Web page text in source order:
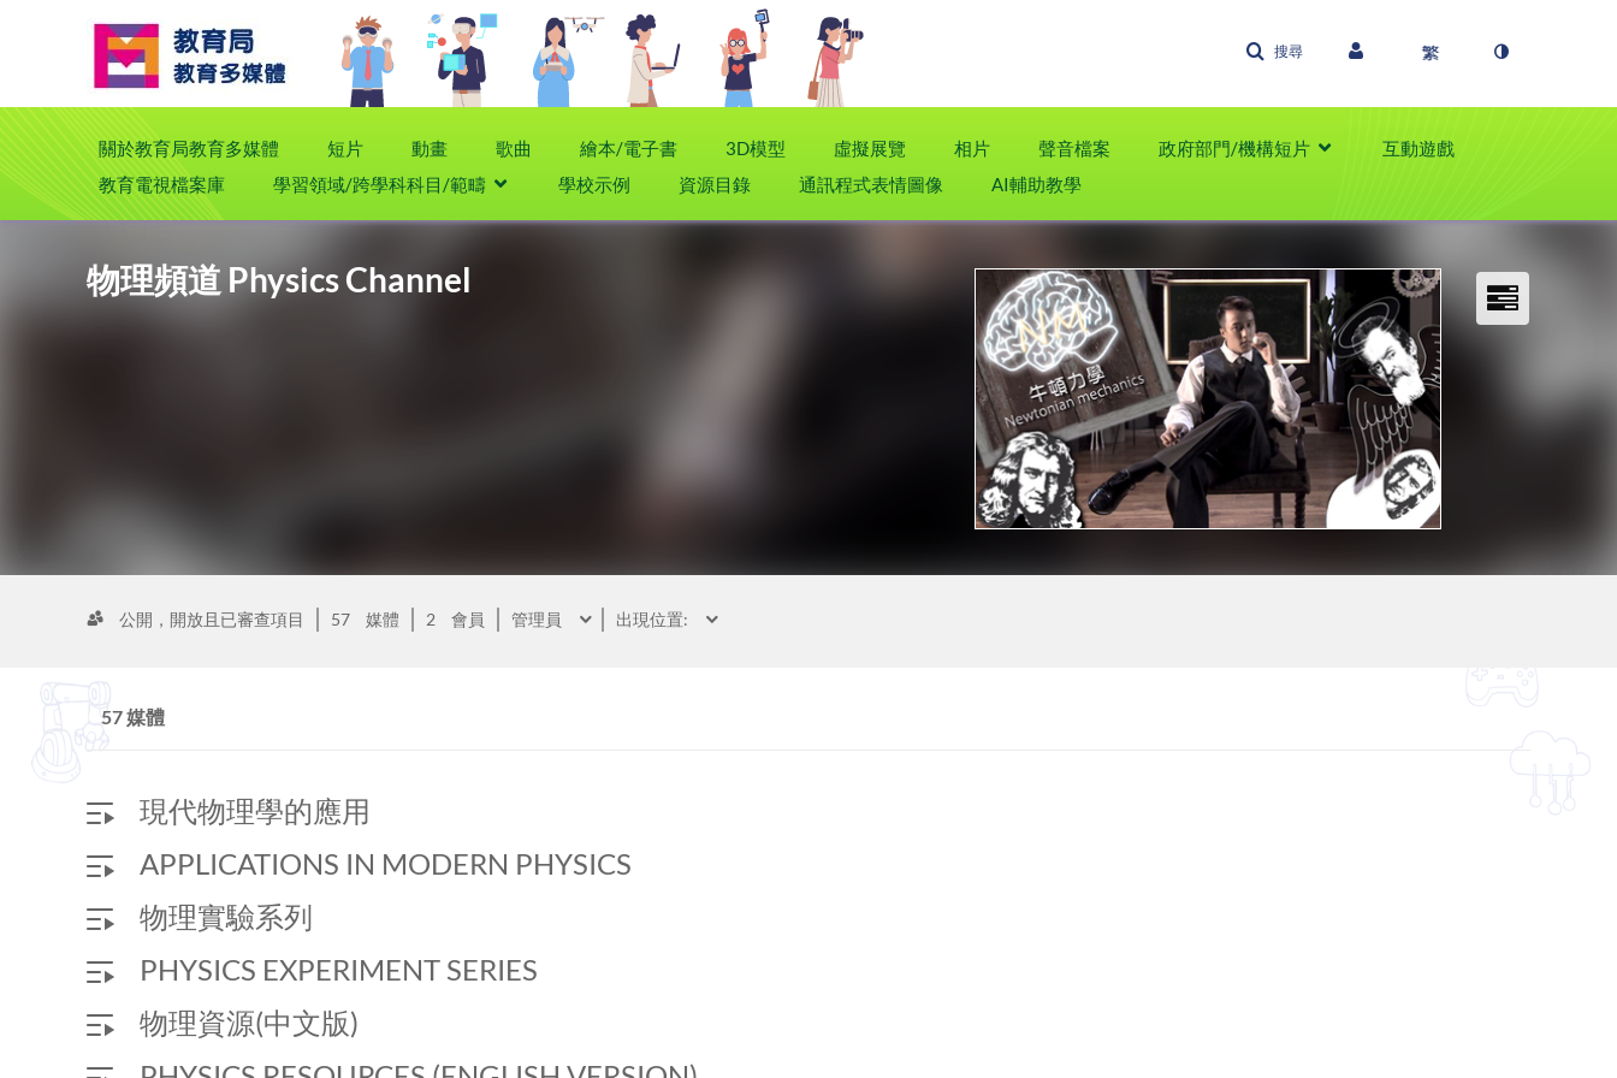
搜尋
關於教育局教育多媒體 短片 動畫 歌曲 繪本/電子書 3D模型 虛擬展覽 相片 聲音檔案 政府部門/機構短片
互動遊戲
教育電視檔案庫
學習領域/跨學科科目/範疇 學校示例 資源目錄 通訊程式表情圖像 AI輔助教學
物理頻道 Physics Channel
公開，開放且已審查項目 57 媒體 2 會員 管理員 出現位置:
57 媒體
現代物理學的應用
APPLICATIONS IN MODERN PHYSICS
物理實驗系列
PHYSICS EXPERIMENT SERIES
物理資源(中文版)